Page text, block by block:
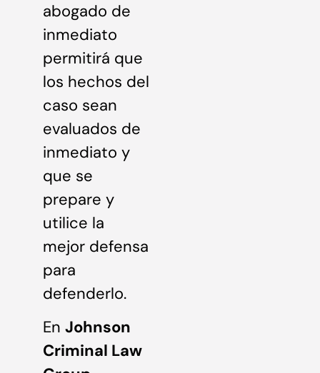
abogado de
inmediato
permitirá que
los hechos del
caso sean
evaluados de
inmediato y
que se
prepare y
utilice la
mejor defensa
para
defenderlo.
En Johnson
Criminal Law